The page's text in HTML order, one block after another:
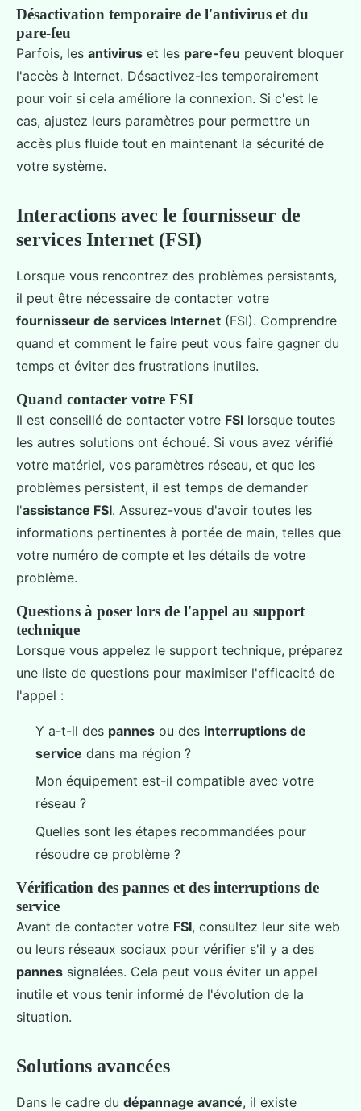
Désactivation temporaire de l'antivirus et du
pare-feu
Parfois, les antivirus et les pare-feu peuvent bloquer
l'accès à Internet. Désactivez-les temporairement
pour voir si cela améliore la connexion. Si c'est le
cas, ajustez leurs paramètres pour permettre un
accès plus fluide tout en maintenant la sécurité de
votre système.
Interactions avec le fournisseur de
services Internet (FSI)
Lorsque vous rencontrez des problèmes persistants,
il peut être nécessaire de contacter votre
fournisseur de services Internet (FSI). Comprendre
quand et comment le faire peut vous faire gagner du
temps et éviter des frustrations inutiles.
Quand contacter votre FSI
Il est conseillé de contacter votre FSI lorsque toutes
les autres solutions ont échoué. Si vous avez vérifié
votre matériel, vos paramètres réseau, et que les
problèmes persistent, il est temps de demander
l'assistance FSI. Assurez-vous d'avoir toutes les
informations pertinentes à portée de main, telles que
votre numéro de compte et les détails de votre
problème.
Questions à poser lors de l'appel au support
technique
Lorsque vous appelez le support technique, préparez
une liste de questions pour maximiser l'efficacité de
l'appel :
Y a-t-il des pannes ou des interruptions de
service dans ma région ?
Mon équipement est-il compatible avec votre
réseau ?
Quelles sont les étapes recommandées pour
résoudre ce problème ?
Vérification des pannes et des interruptions de
service
Avant de contacter votre FSI, consultez leur site web
ou leurs réseaux sociaux pour vérifier s'il y a des
pannes signalées. Cela peut vous éviter un appel
inutile et vous tenir informé de l'évolution de la
situation.
Solutions avancées
Dans le cadre du dépannage avancé, il existe